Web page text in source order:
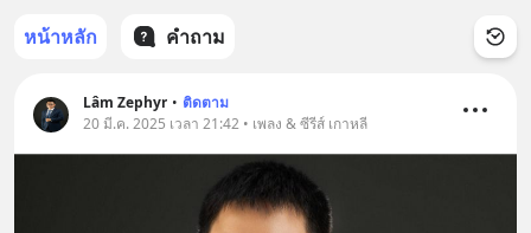
หน้าหลัก คำถาม
Lâm Zephyr • ติดตาม
20 มี.ค. 2025 เวลา 21:42 • เพลง & ซีรีส์ เกาหลี